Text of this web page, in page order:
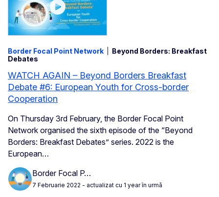
Border Focal Point Network
Beyond Borders: Breakfast
Debates
WATCH AGAIN – Beyond Borders Breakfast
Debate #6: European Youth for Cross-border
Cooperation
On Thursday 3rd February, the Border Focal Point
Network organised the sixth episode of the “Beyond
Borders: Breakfast Debates” series. 2022 is the
European…
Border Focal P…
7 Februarie 2022 - actualizat cu 1 year în urmă